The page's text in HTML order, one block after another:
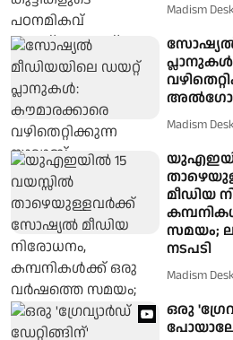
Madism
സോഷ്യൽ
Madism
മീഡിയ
സമയം;
നടപടി
Madism
ഒരു